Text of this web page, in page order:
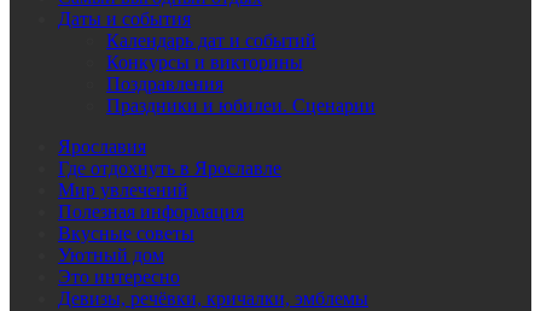
Даты и события
Календарь дат и событий
Конкурсы и викторины
Поздравления
Праздники и юбилеи. Сценарии
Ярославия
Где отдохнуть в Ярославле
Мир увлечений
Полезная информация
Вкусные советы
Уютный дом
Это интересно
Девизы, речёвки, кричалки, эмблемы